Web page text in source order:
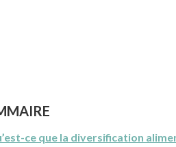
ce que la diversification